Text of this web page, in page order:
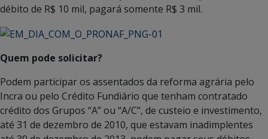
débito de R$ 10 mil, pagará somente R$ 3 mil.
Quem pode solicitar?
Podem participar os assentados da reforma agrária pelo
Incra ou pelo Crédito Fundiário que tenham contratado
crédito dos Grupos “A” ou “A/C”, de custeio e investimento,
até 31 de dezembro de 2010, que estavam inadimplentes